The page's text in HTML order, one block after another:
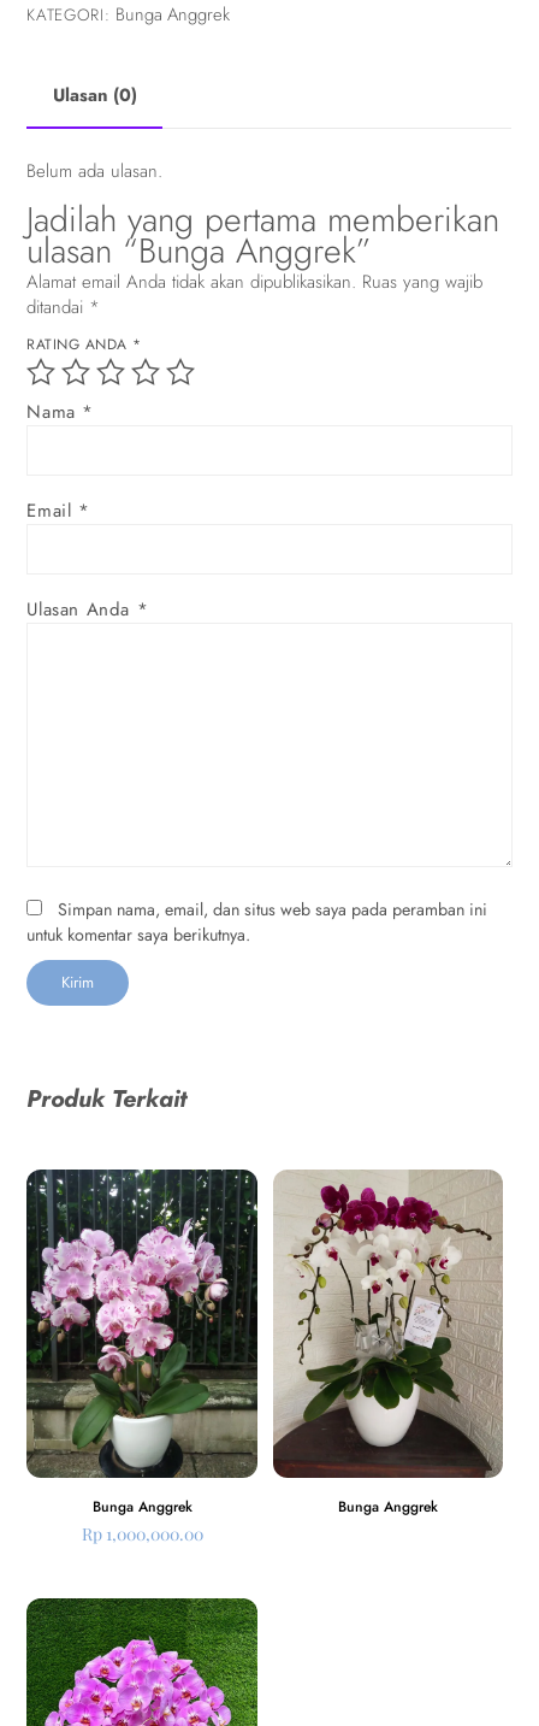
KATEGORI: Bunga Anggrek
Ulasan (0)
Belum ada ulasan.
Jadilah yang pertama memberikan
ulasan “Bunga Anggrek”
Alamat email Anda tidak akan dipublikasikan. Ruas yang wajib
ditandai *
RATING ANDA *
Ulasan Anda *
Nama *
Email *
Simpan nama, email, dan situs web saya pada peramban ini
untuk komentar saya berikutnya.
Produk Terkait
Bunga Anggrek
Rp1,000,000.00
Bunga Anggrek